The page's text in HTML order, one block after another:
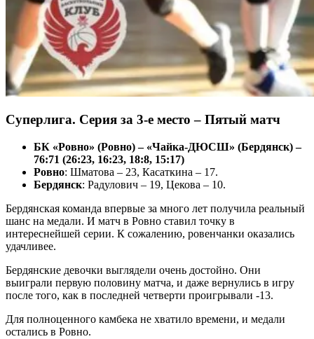
Суперлига. Серия за 3-е место – Пятый матч
БК «Ровно» (Ровно) – «Чайка-ДЮСШ» (Бердянск) –
76:71 (26:23, 16:23, 18:8, 15:17)
Ровно: Шматова – 23, Касаткина – 17.
Бердянск: Радулович – 19, Цекова – 10.
Бердянская команда впервые за много лет получила реальный
шанс на медали. И матч в Ровно ставил точку в
интереснейшей серии. К сожалению, ровенчанки оказались
удачливее.
Бердянские девочки выглядели очень достойно. Они
выиграли первую половину матча, и даже вернулись в игру
после того, как в последней четверти проигрывали -13.
Для полноценного камбека не хватило времени, и медали
остались в Ровно.